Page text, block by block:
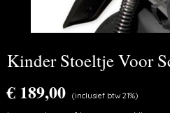
Kinder Stoeltje Voor
€ 189,00 (inclusief btw 21%)